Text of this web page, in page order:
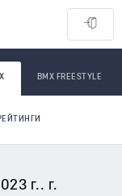
BMX FREESTYLE
г.. г.